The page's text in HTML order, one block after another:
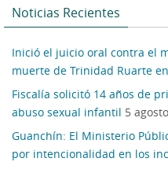
Noticias Recientes
Inició el juicio oral contra el
muerte de Trinidad Ruarte
Fiscalía solicitó 14 años de
abuso sexual infantil 5
Guanchín: El Ministerio
por intencionalidad en los